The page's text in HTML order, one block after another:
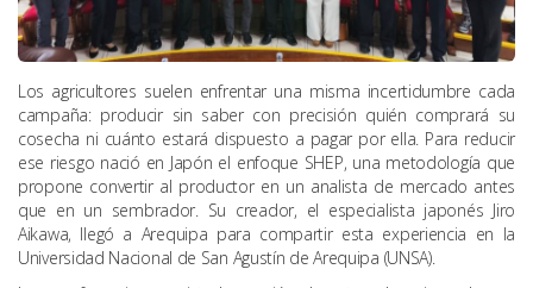
Los agricultores suelen enfrentar una misma incertidumbre cada
campaña: producir sin saber con precisión quién comprará su
cosecha ni cuánto estará dispuesto a pagar por ella. Para reducir
ese riesgo nació en Japón el enfoque SHEP, una metodología que
propone convertir al productor en un analista de mercado antes
que en un sembrador. Su creador, el especialista japonés Jiro
Aikawa, llegó a Arequipa para compartir esta experiencia en la
Universidad Nacional de San Agustín de Arequipa (UNSA).